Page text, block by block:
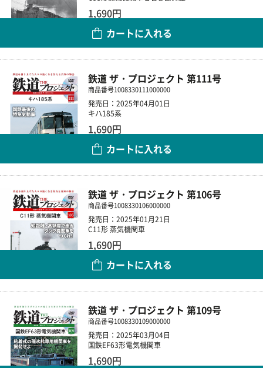
1,690円
カートに入れる
鉄道 ザ・プロジェクト 第111号
商品番号1008330111000000
発売日：2025年04月01日
キハ185系
1,690円
カートに入れる
鉄道 ザ・プロジェクト 第106号
商品番号1008330106000000
発売日：2025年01月21日
C11形 蒸気機関車
1,690円
カートに入れる
鉄道 ザ・プロジェクト 第109号
商品番号1008330109000000
発売日：2025年03月04日
国鉄EF63形電気機関車
1,690円